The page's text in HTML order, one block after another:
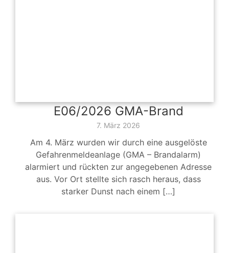
E06/2026 GMA-Brand
7. März 2026
Am 4. März wurden wir durch eine ausgelöste
Gefahrenmeldeanlage (GMA – Brandalarm)
alarmiert und rückten zur angegebenen Adresse
aus. Vor Ort stellte sich rasch heraus, dass
starker Dunst nach einem […]